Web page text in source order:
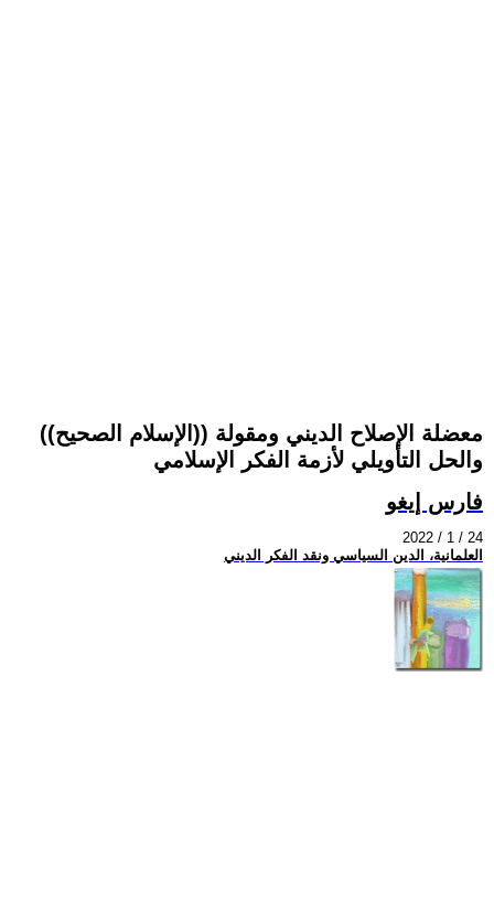
معضلة الإصلاح الديني ومقولة ((الإسلام الصحيح))
والحل التأويلي لأزمة الفكر الإسلامي
فارس إيغو
2022 / 1 / 24
العلمانية، الدين السياسي ونقد الفكر الديني